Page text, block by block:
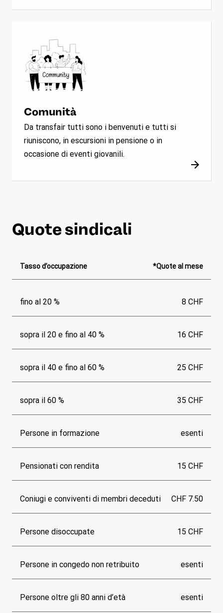
Comunità
Da transfair tutti sono i benvenuti e tutti si
riuniscono, in escursioni in pensione o in
occasione di eventi giovanili.
Quote sindicali
Tasso d’occupazione *Quote al mese
fino al 20 % 8 CHF
sopra il 20 e fino al 40 % 16 CHF
sopra il 40 e fino al 60 % 25 CHF
sopra il 60 % 35 CHF
Persone in formazione esenti
Pensionati con rendita 15 CHF
Coniugi e conviventi di membri deceduti CHF 7.50
Persone disoccupate 15 CHF
Persone in congedo non retribuito esenti
Persone oltre gli 80 anni d’età esenti